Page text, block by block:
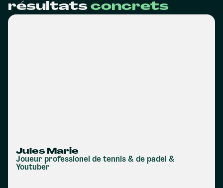
résultats concrets
Jules Marie
Joueur professionel de tennis & de padel &
Youtuber